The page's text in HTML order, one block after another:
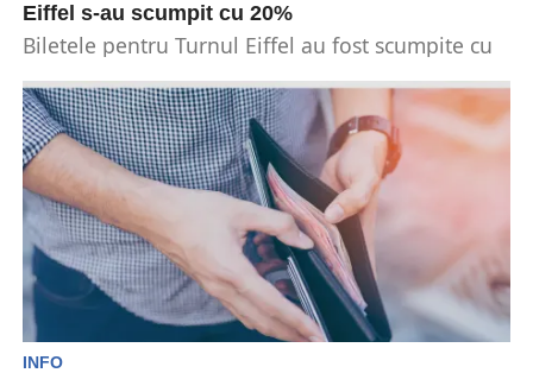
Eiffel s-au scumpit cu 20%
Biletele pentru Turnul Eiffel au fost scumpite cu
începerea...
INFO